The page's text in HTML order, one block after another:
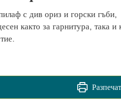
с див ориз и горски гъби,
както за гарнитура, така и